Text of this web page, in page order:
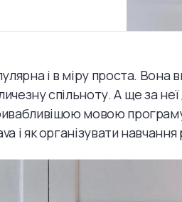
і в міру проста. Вона
спільноту. А ще за
мовою
і як організувати